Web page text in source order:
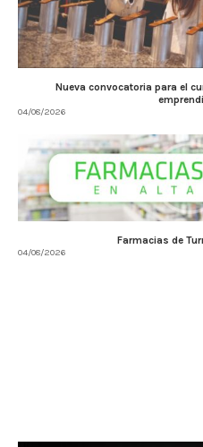
Nueva convocatoria para el
04/08/2026
Farmacias de
04/08/2026